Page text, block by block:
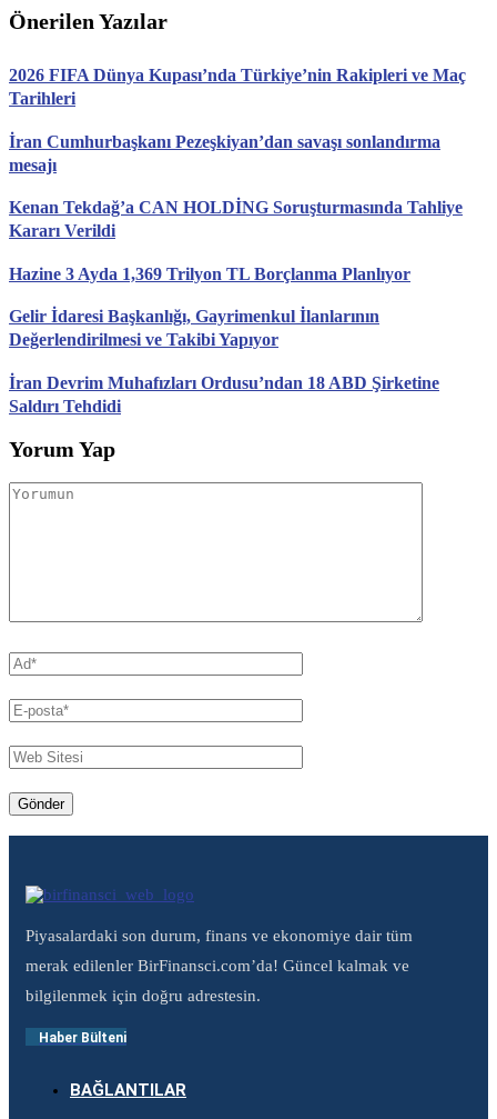
Önerilen Yazılar
2026 FIFA Dünya Kupası’nda Türkiye’nin Rakipleri ve Maç
Tarihleri
İran Cumhurbaşkanı Pezeşkiyan’dan savaşı sonlandırma
mesajı
Kenan Tekdağ’a CAN HOLDİNG Soruşturmasında Tahliye
Kararı Verildi
Hazine 3 Ayda 1,369 Trilyon TL Borçlanma Planlıyor
Gelir İdaresi Başkanlığı, Gayrimenkul İlanlarının
Değerlendirilmesi ve Takibi Yapıyor
İran Devrim Muhafızları Ordusu’ndan 18 ABD Şirketine
Saldırı Tehdidi
Yorum Yap
Piyasalardaki son durum, finans ve ekonomiye dair tüm
merak edilenler BirFinansci.com’da! Güncel kalmak ve
bilgilenmek için doğru adrestesin.
Haber Bülteni
BAĞLANTILAR